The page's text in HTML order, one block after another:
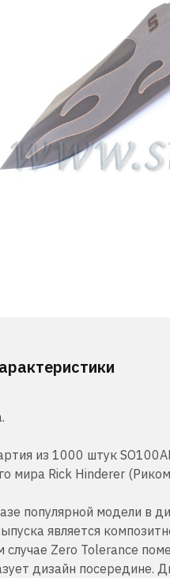
из 1000 штук
мира Rick Hinderer
популярной модели в
является
случае Zero Tolerance
дизайн посередине.